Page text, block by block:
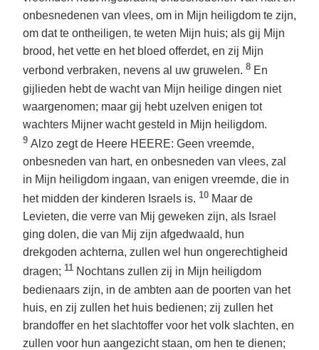
onbesnedenen van vlees, om in Mijn heiligdom te zijn,
om dat te ontheiligen, te weten Mijn huis; als gij Mijn
brood, het vette en het bloed offerdet, en zij Mijn
verbond verbraken, nevens al uw gruwelen. 8 En
gijlieden hebt de wacht van Mijn heilige dingen niet
waargenomen; maar gij hebt uzelven enigen tot
wachters Mijner wacht gesteld in Mijn heiligdom.
9 Alzo zegt de Heere HEERE: Geen vreemde,
onbesneden van hart, en onbesneden van vlees, zal
in Mijn heiligdom ingaan, van enigen vreemde, die in
het midden der kinderen Israels is. 10 Maar de
Levieten, die verre van Mij geweken zijn, als Israel
ging dolen, die van Mij zijn afgedwaald, hun
drekgoden achterna, zullen wel hun ongerechtigheid
dragen; 11 Nochtans zullen zij in Mijn heiligdom
bedienaars zijn, in de ambten aan de poorten van het
huis, en zij zullen het huis bedienen; zij zullen het
brandoffer en het slachtoffer voor het volk slachten, en
zullen voor hun aangezicht staan, om hen te dienen;